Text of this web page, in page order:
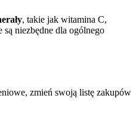
, takie jak witamina C,
niezbędne dla ogólnego
zmień swoją listę zakupów